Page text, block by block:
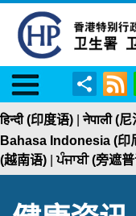
Menu
分
享
RSS
हिन्दी (印度语) |नेपाली (
Bahasa Indonesia (印
(越南语) |ਪੰਜਾਬੀ (旁遮